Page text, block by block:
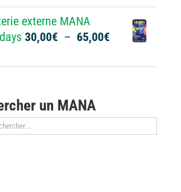
65,00€
prix :
30,00€
à
externe MANA
30,00€ – 65,00€Plage
prix :
65,00€
un MANA